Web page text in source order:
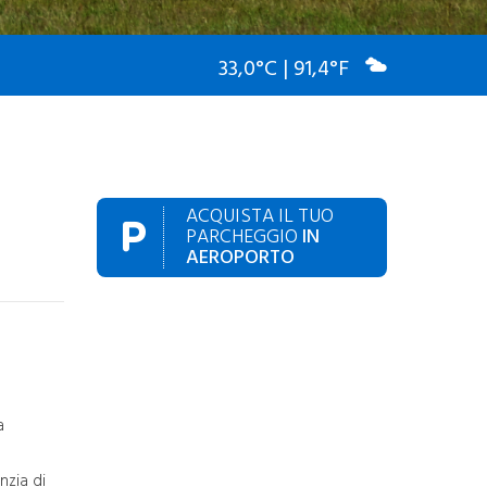
DECARBONIZZAZIONE
Progetti Conclusi
Risultati Raggiunti
Progetti in Corso
Roadmap
CREALab
Impianto Fotovoltaico
ALTRE MITIGAZIONI
33,0°C | 91,4°F
di
ACQUISTA IL TUO
PARCHEGGIO IN
AEROPORTO